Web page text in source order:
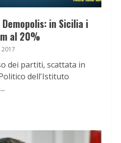
in Sicilia i
al 20%
dei partiti, scattata in
dell'Istituto